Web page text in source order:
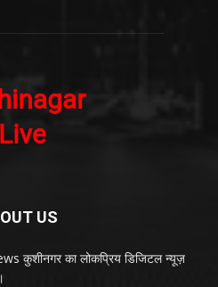
US
कुशीनगर का लोकप्रिय डिजिटल न्यूज़